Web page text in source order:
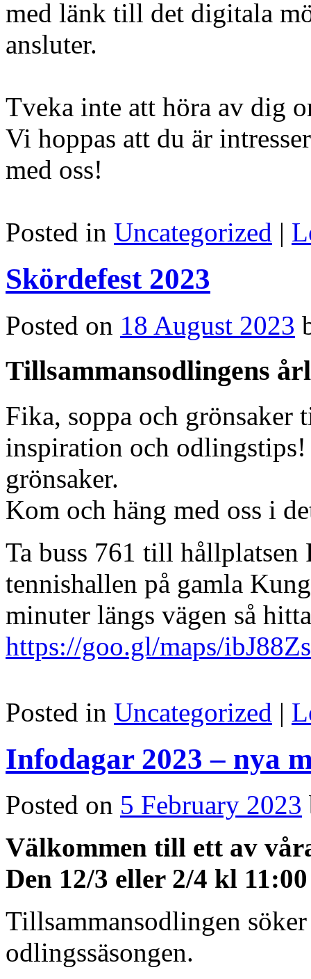
med länk till det digitala
ansluter.
Tveka inte att höra av dig
Vi hoppas att du är
med oss!
Posted in Uncategorized |
Skördefest 2023
Posted on 18 August 2023
Tillsammansodlingens
Fika, soppa och grönsaker
inspiration och
grönsaker.
Kom och häng med oss i
Ta buss 761 till
tennishallen på gamla
minuter längs vägen så
https://goo.gl/maps/
Posted in Uncategorized |
Infodagar 2023 – nya
Posted on 5 February 2023
Välkommen till ett av
Den 12/3 eller 2/4 kl 11:00
Tillsammansodlingen
odlingssäsongen.